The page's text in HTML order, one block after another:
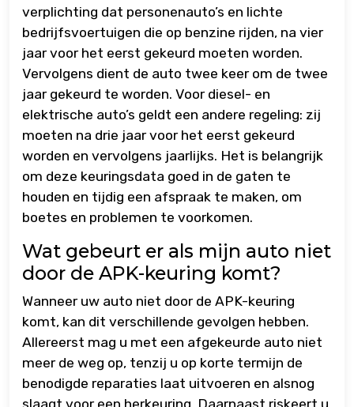
verplichting dat personenauto’s en lichte
bedrijfsvoertuigen die op benzine rijden, na vier
jaar voor het eerst gekeurd moeten worden.
Vervolgens dient de auto twee keer om de twee
jaar gekeurd te worden. Voor diesel- en
elektrische auto’s geldt een andere regeling: zij
moeten na drie jaar voor het eerst gekeurd
worden en vervolgens jaarlijks. Het is belangrijk
om deze keuringsdata goed in de gaten te
houden en tijdig een afspraak te maken, om
boetes en problemen te voorkomen.
Wat gebeurt er als mijn auto niet
door de APK-keuring komt?
Wanneer uw auto niet door de APK-keuring
komt, kan dit verschillende gevolgen hebben.
Allereerst mag u met een afgekeurde auto niet
meer de weg op, tenzij u op korte termijn de
benodigde reparaties laat uitvoeren en alsnog
slaagt voor een herkeuring. Daarnaast riskeert u